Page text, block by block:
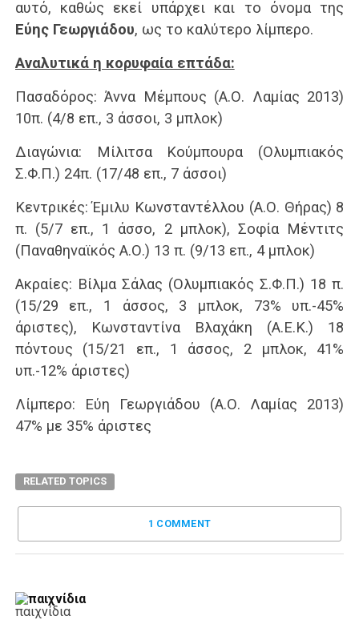
αυτό, καθώς εκεί υπάρχει και το όνομα της
Εύης Γεωργιάδου, ως το καλύτερο λίμπερο.
Αναλυτικά η κορυφαία επτάδα:
Πασαδόρος: Άννα Μέμπους (Α.Ο. Λαμίας 2013)
10π. (4/8 επ., 3 άσσοι, 3 μπλοκ)
Διαγώνια: Μίλιτσα Κούμπουρα (Ολυμπιακός
Σ.Φ.Π.) 24π. (17/48 επ., 7 άσσοι)
Κεντρικές: Έμιλυ Κωνσταντέλλου (Α.Ο. Θήρας) 8
π. (5/7 επ., 1 άσσο, 2 μπλοκ), Σοφία Μέντιτς
(Παναθηναϊκός Α.Ο.) 13 π. (9/13 επ., 4 μπλοκ)
Ακραίες: Βίλμα Σάλας (Ολυμπιακός Σ.Φ.Π.) 18 π.
(15/29 επ., 1 άσσος, 3 μπλοκ, 73% υπ.-45%
άριστες), Κωνσταντίνα Βλαχάκη (Α.Ε.Κ.) 18
πόντους (15/21 επ., 1 άσσος, 2 μπλοκ, 41%
υπ.-12% άριστες)
Λίμπερο: Εύη Γεωργιάδου (Α.Ο. Λαμίας 2013)
47% με 35% άριστες
RELATED TOPICS
1 COMMENT
παιχνίδια